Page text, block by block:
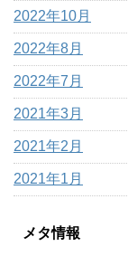
2022年10月
2022年8月
2022年7月
2021年3月
2021年2月
2021年1月
メタ情報